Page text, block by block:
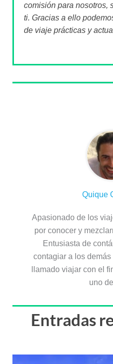
comisión para nosotros,
ti. Gracias a ello
de viaje prácticas y
Quique
Apasionado de los
por conocer y
Entusiasta de
contagiar a los
llamado viajar con el
uno
Entradas